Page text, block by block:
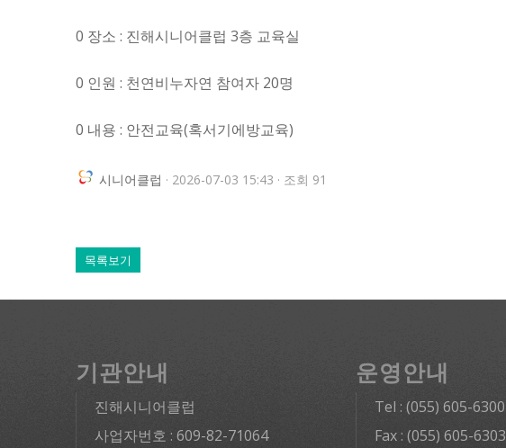
0 장소 : 진해시니어클럽 3층 교육실
0 인원 : 천연비누자연 참여자 20명
0 내용 : 안전교육(혹서기에방교육)
시니어클럽 · 2026-07-03 15:43 · 조회 91
목록보기
기관안내
진해시니어클럽
사업자번호 : 609-82-71064
운영안내
Tel : (055) 605-6300
Fax : (055) 605-6303